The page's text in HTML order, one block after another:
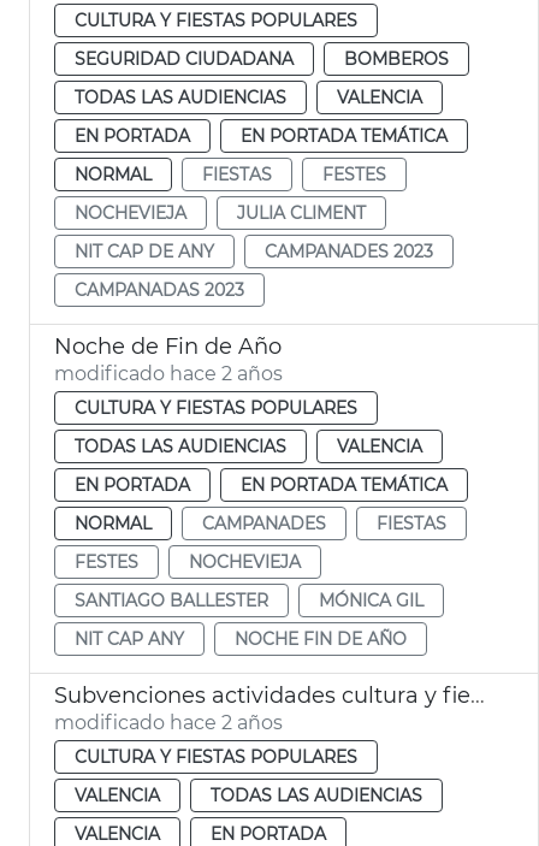
CULTURA Y FIESTAS POPULARES
SEGURIDAD CIUDADANA
BOMBEROS
TODAS LAS AUDIENCIAS
VALENCIA
EN PORTADA
EN PORTADA TEMÁTICA
NORMAL
FIESTAS
FESTES
NOCHEVIEJA
JULIA CLIMENT
NIT CAP DE ANY
CAMPANADES 2023
CAMPANADAS 2023
Noche de Fin de Año
modificado hace 2 años
CULTURA Y FIESTAS POPULARES
TODAS LAS AUDIENCIAS
VALENCIA
EN PORTADA
EN PORTADA TEMÁTICA
NORMAL
CAMPANADES
FIESTAS
FESTES
NOCHEVIEJA
SANTIAGO BALLESTER
MÓNICA GIL
NIT CAP ANY
NOCHE FIN DE AÑO
Subvenciones actividades cultura y fiesta
modificado hace 2 años
CULTURA Y FIESTAS POPULARES
VALENCIA
TODAS LAS AUDIENCIAS
VALENCIA
EN PORTADA